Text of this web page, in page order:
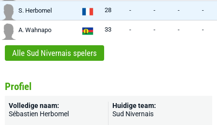
S. Herbomel 28 - - - -
A. Wahnapo 33 - - - -
Alle Sud Nivernais spelers
Profiel
Volledige naam:
Sébastien Herbomel
Huidige team:
Sud Nivernais